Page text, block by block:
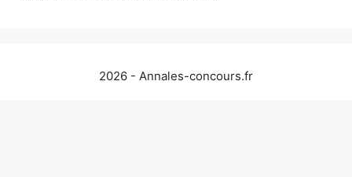
2026 - Annales-concours.fr